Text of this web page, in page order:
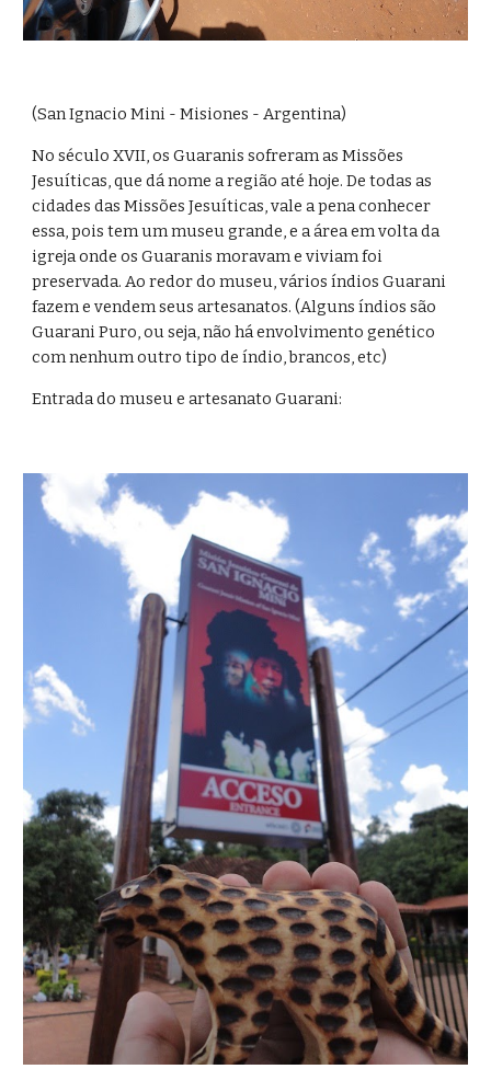
(San Ignacio Mini - Misiones - Argentina)
No século XVII, os Guaranis sofreram as Missões
Jesuíticas, que dá nome a região até hoje. De todas as
cidades das Missões Jesuíticas, vale a pena conhecer
essa, pois tem um museu grande, e a área em volta da
igreja onde os Guaranis moravam e viviam foi
preservada. Ao redor do museu, vários índios Guarani
fazem e vendem seus artesanatos. (Alguns índios são
Guarani Puro, ou seja, não há envolvimento genético
com nenhum outro tipo de índio, brancos, etc)
Entrada do museu e artesanato Guarani: